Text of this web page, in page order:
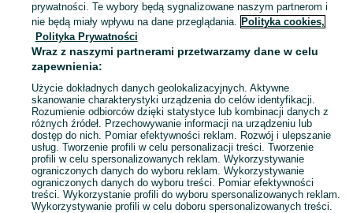
Mapa kategorii
Mapa miejscowości
Mapa ministron
prywatności. Te wybory będą sygnalizowane naszym partnerom i
nie będą miały wpływu na dane przeglądania. Polityka cookies,
Polityka Prywatności
Wraz z naszymi partnerami przetwarzamy dane w celu
zapewnienia:
Użycie dokładnych danych geolokalizacyjnych. Aktywne
skanowanie charakterystyki urządzenia do celów identyfikacji.
Rozumienie odbiorców dzięki statystyce lub kombinacji danych z
różnych źródeł. Przechowywanie informacji na urządzeniu lub
dostęp do nich. Pomiar efektywności reklam. Rozwój i ulepszanie
usług. Tworzenie profili w celu personalizacji treści. Tworzenie
profili w celu spersonalizowanych reklam. Wykorzystywanie
ograniczonych danych do wyboru reklam. Wykorzystywanie
ograniczonych danych do wyboru treści. Pomiar efektywności
treści. Wykorzystanie profili do wyboru spersonalizowanych reklam.
Wykorzystywanie profili w celu doboru spersonalizowanych treści.